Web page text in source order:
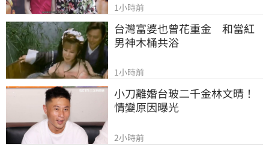
1小時前
台灣富婆也曾花重金　和當紅
男神木桶共浴
1小時前
小刀離婚台玻二千金林文晴！
情變原因曝光
2小時前